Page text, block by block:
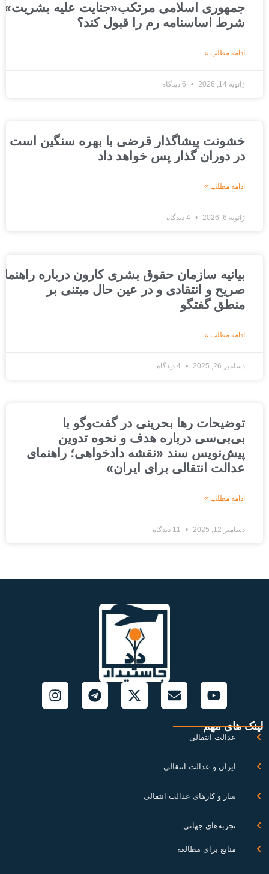
جمهوری اسلامی مرتکب«جنایت علیه بشریت»شده
شرط اساسنامه رم را قبول کند؟
ادامه مطلب »
ژانویه 14, 2026 6 دیدگاه
خشونت پیشاگذار قرضی با بهره سنگین است که
در دوران گذار پس خواهد داد
ادامه مطلب »
ژانویه 6, 2026 4 دیدگاه
بیانیه سازمان حقوق بشری کارون درباره راهنمای
صریح و انتقادی و در عین حال مبتنی بر
منطق گفتگو
ادامه مطلب »
دسامبر 26, 2025 4 دیدگاه
توضیحات رها بحرینی در گفت‌وگو با
بی‌بی‌سی درباره هدف و نحوه تدوین
پیش‌نویس سند «نقشه دادخواهی؛ راهنمای
عدالت انتقالی برای ایران»
ادامه مطلب »
دسامبر 12, 2025 11 دیدگاه
های مهم
عدالت انتقالی
ایران و عدالت انتقالی
ساز و کارهای عدالت انتقالی
تجربه‌های جهانی
منابع برای مطالعه